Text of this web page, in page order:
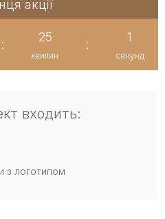
акції
:
25
хвилин
:
1
секунд
входить:
з логотипом